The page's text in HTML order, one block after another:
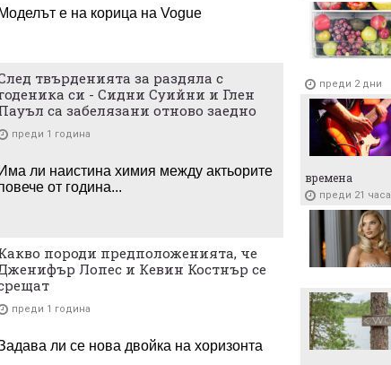
Моделът е на корица на Vogue
твърденията за раздяла с
си - Сидни Суийни и Глен
са забелязани отново заедно
преди 1 година
Има ли наистина химия между актьорите
от година...
породи предположенията, че
Лопес и Кевин Костнър се
преди 1 година
ли се нова двойка на хоризонта
преди 2 дни
времена
преди 21 часа